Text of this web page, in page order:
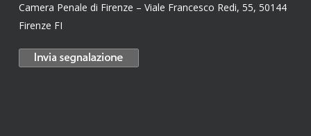
Camera Penale di Firenze – Viale Francesco Redi, 55, 50144
Firenze FI